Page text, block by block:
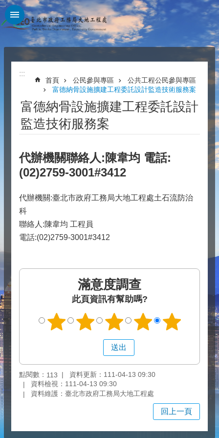
跳到主要內容區塊
:::
:::
首頁 公民參與專區
公共工程公民參與專區
富德納骨設施擴建工程委託設計監造技術服務案
富德納骨設施擴建工程委託設計
監造技術服務案
代辦機關聯絡人:陳韋均 電話:
(02)2759-3001#3412
代辦機關:臺北市政府工務局大地工程處土石流防治
科
聯絡人:陳韋均 工程員
電話:(02)2759-3001#3412
滿意度調查
此頁資訊有幫助嗎?
點閱數： 113
資料更新：111-04-13 09:30
資料檢視：111-04-13 09:30
資料維護：臺北市政府工務局大地工程處
回上一頁